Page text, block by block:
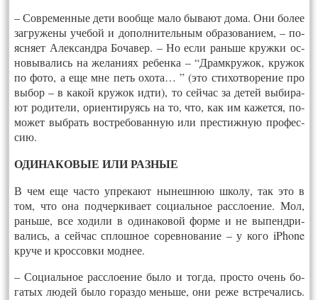
– Сов­ре­мен­ные де­ти во­об­ще ма­ло бы­ва­ют до­ма. Они бо­лее
заг­ру­жены уче­бой и до­пол­ни­тель­ным об­ра­зова­ни­ем, – по­
яс­ня­ет Алек­санд­ра Бо­чавер. – Но ес­ли рань­ше круж­ки ос­
но­выва­лись на же­лани­ях ре­бен­ка – “Драмк­ру­жок, кру­жок
по фо­то, а еще мне петь охо­та… ” (это сти­хот­во­рение про
вы­бор – в ка­кой кру­жок ид­ти), то сей­час за де­тей вы­бира­
ют ро­дите­ли, ори­ен­ти­ру­ясь на то, что, как им ка­жет­ся, по­
может выб­рать вост­ре­бован­ную или прес­тижную про­фес­
сию.
ОДИ­НАКО­ВЫЕ ИЛИ РАЗ­НЫЕ
В чем еще час­то уп­ре­ка­ют ны­неш­нюю шко­лу, так это в
том, что она под­черки­ва­ет со­ци­аль­ное расс­ло­ение. Мол,
рань­ше, все хо­дили в оди­нако­вой фор­ме и не вы­пенд­ри­
вались, а сей­час сплош­ное со­рев­но­вание – у ко­го iP­ho­ne
кру­че и крос­совки мод­нее.
– Со­ци­аль­ное расс­ло­ение бы­ло и тог­да, прос­то очень бо­
гатых лю­дей бы­ло го­раз­до мень­ше, они ре­же встре­чались.